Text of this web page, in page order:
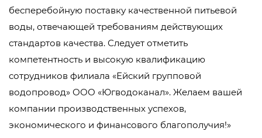
бесперебойную поставку качественной питьевой
воды, отвечающей требованиям действующих
стандартов качества. Следует отметить
компетентность и высокую квалификацию
сотрудников филиала «Ейский групповой
водопровод» ООО «Югводоканал». Желаем вашей
компании производственных успехов,
экономического и финансового благополучия!»